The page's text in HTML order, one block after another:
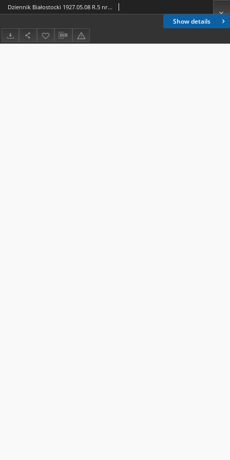
Show details
Dziennik Białostocki 1927.05.08 R.5 nr 126